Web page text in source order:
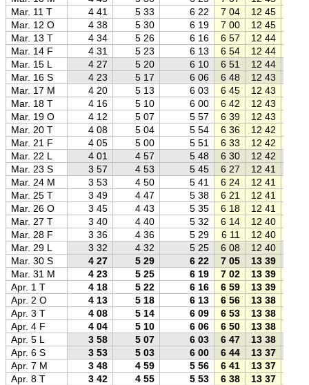
Mar. 11 T
4 41 5 33 6 22 7 04 12 45
Mar. 12 O
4 38 5 30 6 19 7 00 12 45
Mar. 13 T
4 34 5 26 6 16 6 57 12 44
Mar. 14 F
4 31 5 23 6 13 6 54 12 44
Mar. 15 L
4 27 5 20 6 10 6 51 12 44
Mar. 16 S
4 23 5 17 6 06 6 48 12 43
Mar. 17 M
4 20 5 13 6 03 6 45 12 43
Mar. 18 T
4 16 5 10 6 00 6 42 12 43
Mar. 19 O
4 12 5 07 5 57 6 39 12 43
Mar. 20 T
4 08 5 04 5 54 6 36 12 42
Mar. 21 F
4 05 5 00 5 51 6 33 12 42
Mar. 22 L
4 01 4 57 5 48 6 30 12 42
Mar. 23 S
3 57 4 53 5 45 6 27 12 41
Mar. 24 M
3 53 4 50 5 41 6 24 12 41
Mar. 25 T
3 49 4 47 5 38 6 21 12 41
Mar. 26 O
3 45 4 43 5 35 6 18 12 41
Mar. 27 T
3 40 4 40 5 32 6 14 12 40
Mar. 28 F
3 36 4 36 5 29 6 11 12 40
Mar. 29 L
3 32 4 32 5 25 6 08 12 40
Mar. 30 S
4 27 5 29 6 22 7 05 13 39
Mar. 31 M
4 23 5 25 6 19 7 02 13 39
Apr. 1 T
4 18 5 22 6 16 6 59 13 39
Apr. 2 O
4 13 5 18 6 13 6 56 13 38
Apr. 3 T
4 08 5 14 6 09 6 53 13 38
Apr. 4 F
4 04 5 10 6 06 6 50 13 38
Apr. 5 L
3 58 5 07 6 03 6 47 13 38
Apr. 6 S
3 53 5 03 6 00 6 44 13 37
Apr. 7 M
3 48 4 59 5 56 6 41 13 37
Apr. 8 T
3 42 4 55 5 53 6 38 13 37